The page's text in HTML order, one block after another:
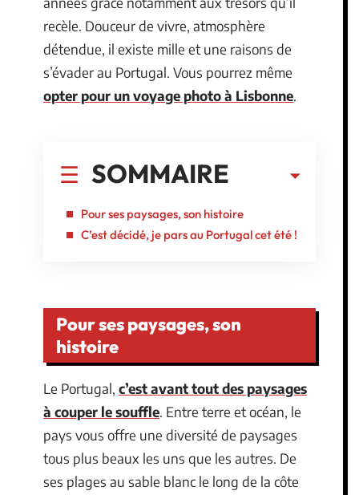
recèle. Douceur de vivre, atmosphère
détendue, il existe mille et une raisons de
s’évader au Portugal. Vous pourrez même
opter pour un voyage photo à Lisbonne.
SOMMAIRE
Pour ses paysages, son histoire
C’est décidé, je pars au Portugal cet été !
Pour ses paysages, son
histoire
Le Portugal, c’est avant tout des paysages
à couper le souffle. Entre terre et océan, le
pays vous offre une diversité de paysages
tous plus beaux les uns que les autres. De
ses plages au sable blanc le long de la côte